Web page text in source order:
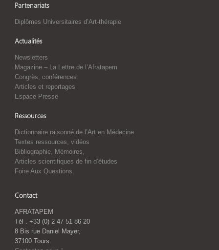
Partenariats
Diplômes Universitaires d’Art-thérapie
Actualités
Newsletters
Magazine – La Lettre de l’Afratapem
Congrès, conférences
Articles et reportages
Espace Presse
Ressources
Dictionnaire raisonné de l’Art en Médecine
Textes ressources, vidéos
Bibliographie, Mémoires,
Articles scientifiques de fin d’études
Foire Aux Questions
Contact
AFRATAPEM
Tél . +33 (0) 2 47 51 86 20
8 Bis rue Daniel Mayer,
37100 Tours.